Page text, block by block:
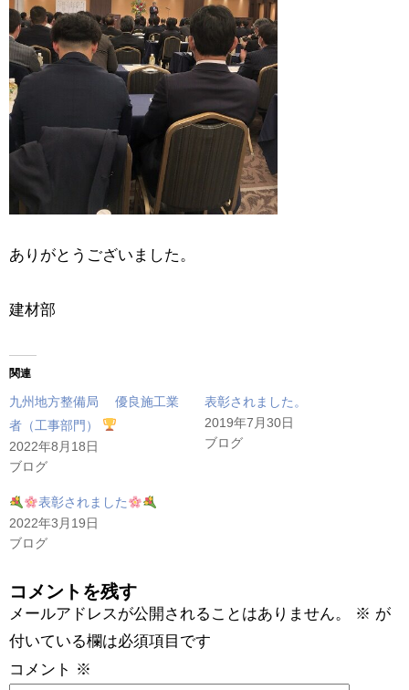
ありがとうございました。
建材部
関連
九州地方整備局 優良施工業
者（工事部門）
2022年8月18日
ブログ
表彰されました。
2019年7月30日
ブログ
表彰されました
2022年3月19日
ブログ
コメントを残す
メールアドレスが公開されることはありません。 ※ が
付いている欄は必須項目です
コメント ※